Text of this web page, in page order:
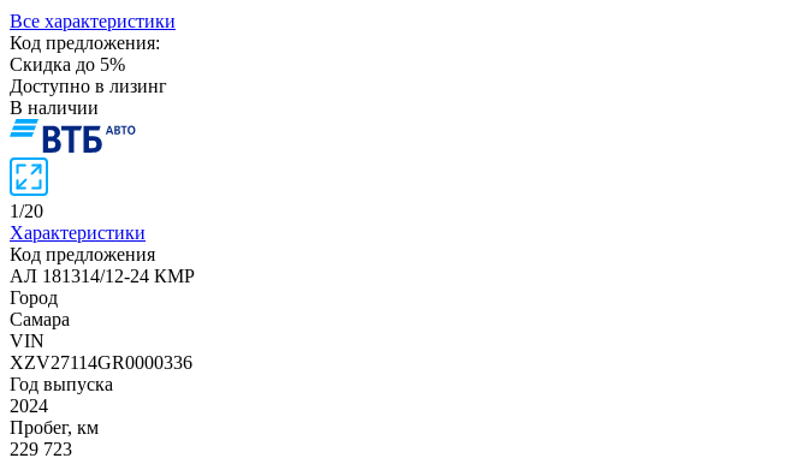
Все характеристики
Код предложения:
Скидка до 5%
Доступно в лизинг
В наличии
1/20
Характеристики
Код предложения
АЛ 181314/12-24 КМР
Город
Самара
VIN
XZV27114GR0000336
Год выпуска
2024
Пробег, км
229 723